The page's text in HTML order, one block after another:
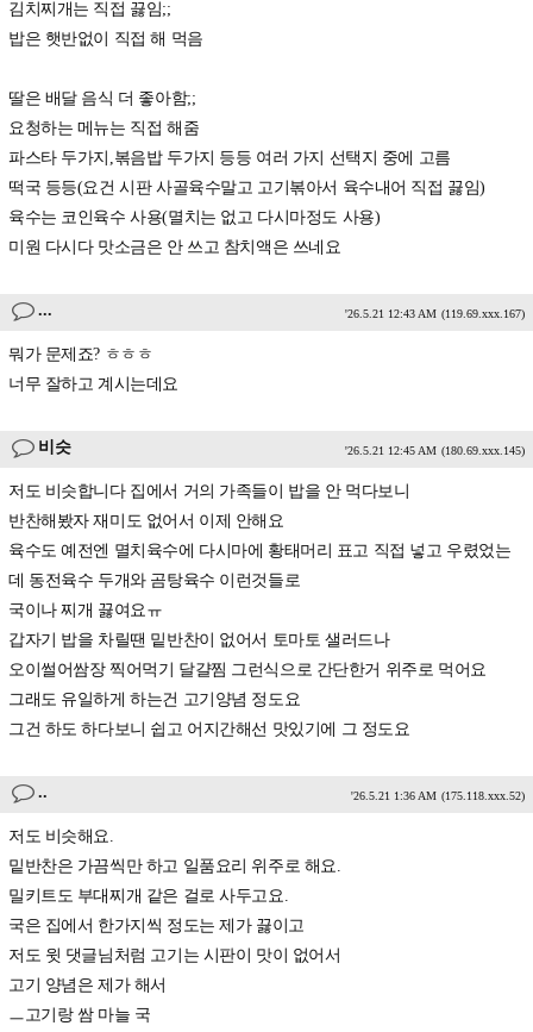
김치찌개는 직접 끓임;;
밥은 햇반없이 직접 해 먹음
딸은 배달 음식 더 좋아함;;
요청하는 메뉴는 직접 해줌
파스타 두가지,볶음밥 두가지 등등 여러 가지 선택지 중에 고름
떡국 등등(요건 시판 사골육수말고 고기볶아서 육수내어 직접 끓임)
육수는 코인육수 사용(멸치는 없고 다시마정도 사용)
미원 다시다 맛소금은 안 쓰고 참치액은 쓰네요
... '26.5.21 12:43 AM (119.69.xxx.167)
뭐가 문제죠? ㅎㅎㅎ
너무 잘하고 계시는데요
비슷 '26.5.21 12:45 AM (180.69.xxx.145)
저도 비슷합니다 집에서 거의 가족들이 밥을 안 먹다보니
반찬해봤자 재미도 없어서 이제 안해요
육수도 예전엔 멸치육수에 다시마에 황태머리 표고 직접 넣고 우렸었는
데 동전육수 두개와 곰탕육수 이런것들로
국이나 찌개 끓여요ㅠ
갑자기 밥을 차릴땐 밑반찬이 없어서 토마토 샐러드나
오이썰어쌈장 찍어먹기 달걀찜 그런식으로 간단한거 위주로 먹어요
그래도 유일하게 하는건 고기양념 정도요
그건 하도 하다보니 쉽고 어지간해선 맛있기에 그 정도요
.. '26.5.21 1:36 AM (175.118.xxx.52)
저도 비슷해요.
밑반찬은 가끔씩만 하고 일품요리 위주로 해요.
밀키트도 부대찌개 같은 걸로 사두고요.
국은 집에서 한가지씩 정도는 제가 끓이고
저도 윗 댓글님처럼 고기는 시판이 맛이 없어서
고기 양념은 제가 해서
ㅡ고기랑 쌈 마늘 국